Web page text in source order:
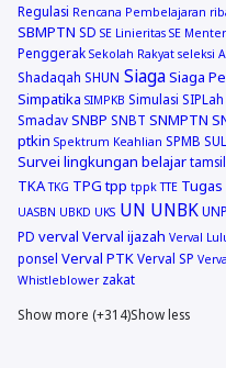
Regulasi Rencana Pembelajaran
SBMPTN SD SE Linieritas SE
Penggerak Sekolah Rakyat seleksi
Shadaqah SHUN SiagaSiaga
Simpatika SIMPKB Simulasi SIPLah
Smadav SNBP SNBT SNMPTN
ptkin Spektrum Keahlian SPMB
Survei lingkungan belajar tamsil
TKA TKG TPG tpp tppk TTE
UASBN UBKD UKS UN UNBK UNP
PD verval Verval ijazah Verval
ponsel Verval PTK Verval SP
Whistleblower zakat
Show more (+314)Show less